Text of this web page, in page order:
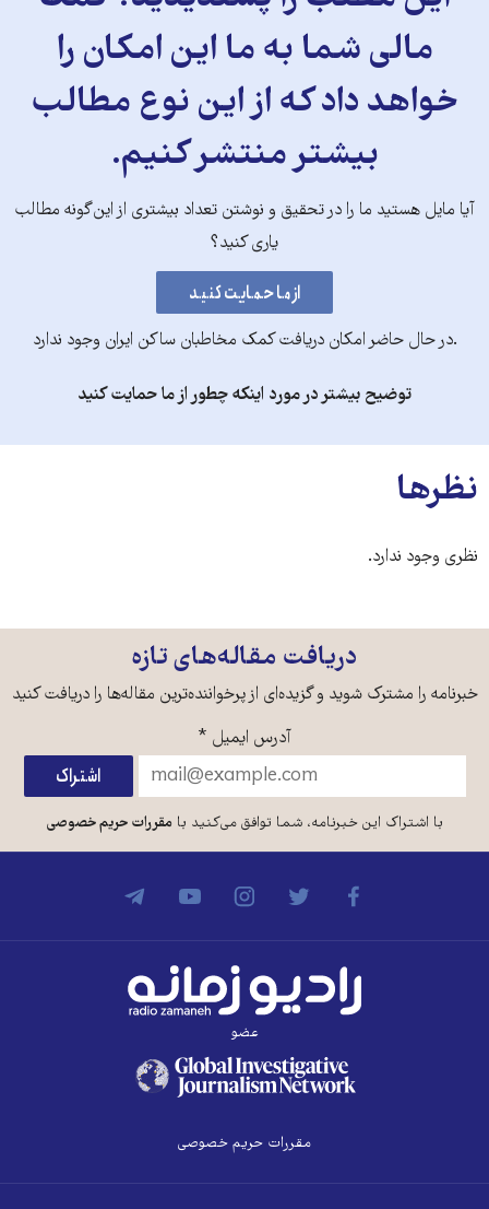
مالی شما به ما این امکان را
خواهد داد که از این نوع مطالب
بیشتر منتشر کنیم.
آیا مایل هستید ما را در تحقیق و نوشتن تعداد بیشتری از این‌گونه مطالب
یاری کنید؟
.در حال حاضر امکان دریافت کمک مخاطبان ساکن ایران وجود ندارد
توضیح بیشتر در مورد اینکه چطور از ما حمایت کنید
نظرها
نظری وجود ندارد.
دریافت مقاله‌های تازه
خبرنامه را مشترک شوید و گزیده‌ای از پرخواننده‌ترین مقاله‌ها را دریافت کنید
آدرس ایمیل *
با اشتراک این خبرنامه، شما توافق می‌کنید بامقررات حریم خصوصی
عضو
مقررات حریم خصوصی